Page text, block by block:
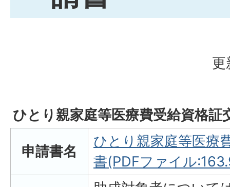
更
ひとり親家庭等医療費受給資格証
申請書名
ひとり親家庭等医療
書(PDFファイル